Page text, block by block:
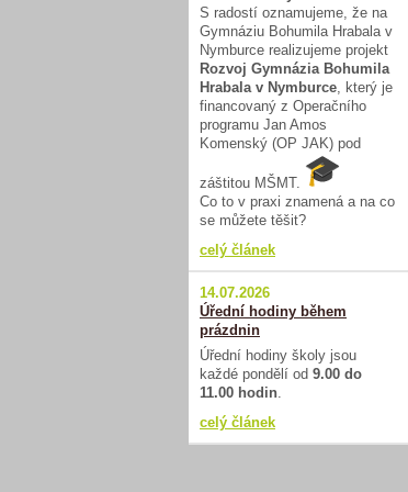
S radostí oznamujeme, že na
Gymnáziu Bohumila Hrabala v
Nymburce realizujeme projekt
Rozvoj Gymnázia Bohumila
Hrabala v Nymburce, který je
financovaný z Operačního
programu Jan Amos
Komenský (OP JAK) pod
záštitou MŠMT.
Co to v praxi znamená a na co
se můžete těšit?
celý článek
14.07.2026
Úřední hodiny během
prázdnin
Úřední hodiny školy jsou
každé pondělí od 9.00 do
11.00 hodin.
celý článek